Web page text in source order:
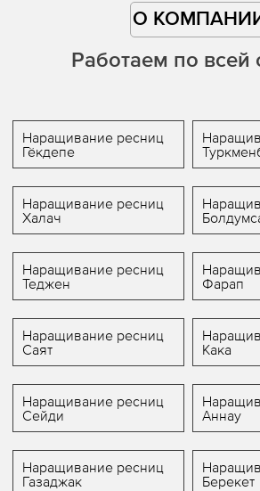
О
Работаем по всей
Наращивание ресниц
Гёкдепе
Наращивание ресниц
Халач
Наращивание ресниц
Теджен
Фарап
Наращивание ресниц
Саят
Кака
Наращивание ресниц
Сейди
Аннау
Наращивание ресниц
Газаджак
Берекет